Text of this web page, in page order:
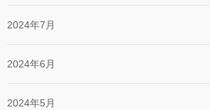
2024年7月
2024年6月
2024年5月